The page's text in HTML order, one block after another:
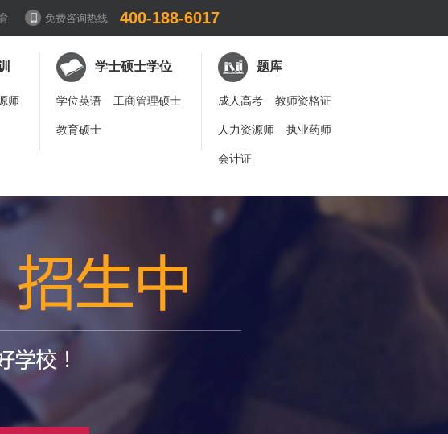
免费咨询热线 400-188-6017
师
学士硕士学位
学位英语 工商管理硕士
教育硕士
题库
成人高考 教师资格证
人力资源师 执业药师
会计证